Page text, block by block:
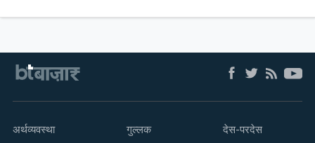
अर्थव्यवस्था
गुल्लक
देस-परदेस